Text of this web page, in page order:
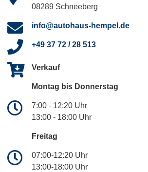
08289 Schneeberg
info@autohaus-hempel.de
+49 37 72 / 28 513
Verkauf
Montag bis Donnerstag
7:00 - 12:20 Uhr
13:00 - 18:00 Uhr
Freitag
07:00-12:20 Uhr
13:00-18:00 Uhr